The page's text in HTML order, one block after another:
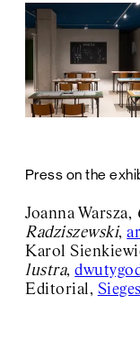
Press on the
Joanna Warsza,
Radziszewski,
Karol
lustra,
Editorial,